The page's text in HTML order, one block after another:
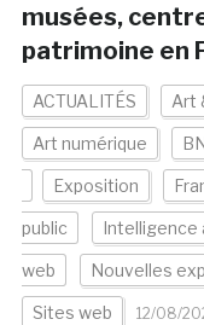
musées,
patrimoine en
ACTUALITÉS Art
Art numérique
Exposition
public Intelligence
web Nouvelles
Sites web 12/08/